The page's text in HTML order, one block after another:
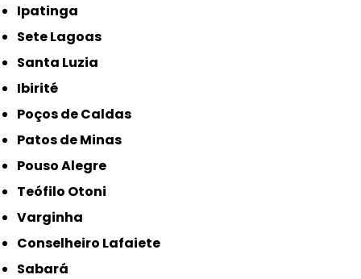
Ipatinga
Sete Lagoas
Santa Luzia
Ibirité
Poços de Caldas
Patos de Minas
Pouso Alegre
Teófilo Otoni
Varginha
Conselheiro Lafaiete
Sabará